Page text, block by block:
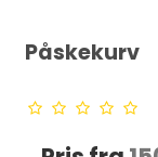
Påskekurv